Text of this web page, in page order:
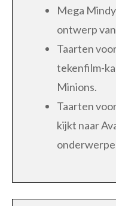
Mega
ontwerp
Taarten
tekenfilm-
Minions.
Taarten
kijkt naar